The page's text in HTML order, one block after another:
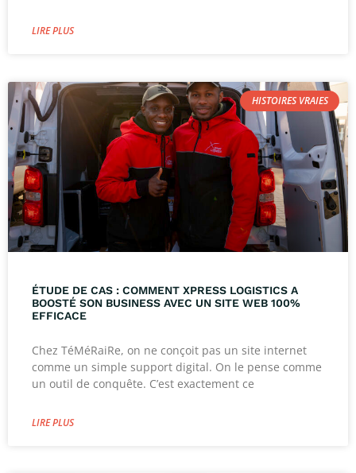
LIRE PLUS
HISTOIRES VRAIES
ÉTUDE DE CAS : COMMENT XPRESS LOGISTICS A
BOOSTÉ SON BUSINESS AVEC UN SITE WEB 100%
EFFICACE
Chez TéMéRaiRe, on ne conçoit pas un site internet
comme un simple support digital. On le pense comme
un outil de conquête. C’est exactement ce
LIRE PLUS